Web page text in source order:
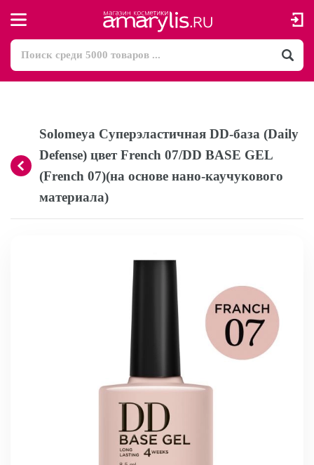
Solomeya Суперэластичная DD-база (Daily
Defense) цвет French 07/DD BASE GEL
(French 07)(на основе нано-каучукового
материала)